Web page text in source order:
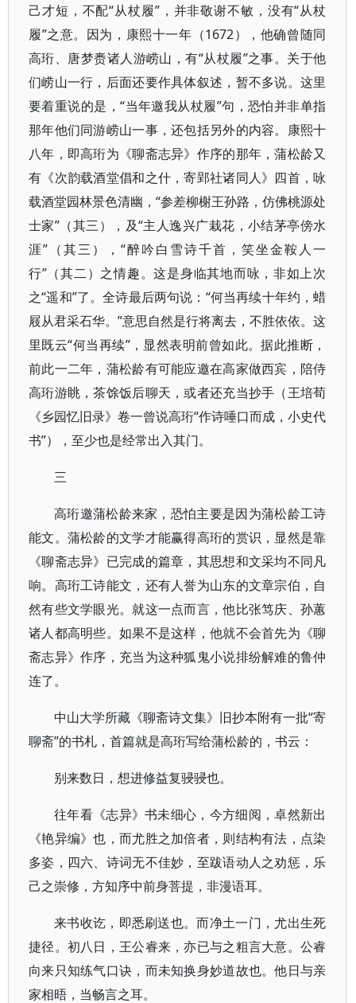
己才短，不配“从杖履”，并非敬谢不敏，没有“从杖
履”之意。因为，康熙十一年（1672），他确曾随同
高珩、唐梦赉诸人游崂山，有“从杖履”之事。关于他
们崂山一行，后面还要作具体叙述，暂不多说。这里
要着重说的是，“当年邀我从杖履”句，恐怕并非单指
那年他们同游崂山一事，还包括另外的内容。康熙十
八年，即高珩为《聊斋志异》作序的那年，蒲松龄又
有《次韵载酒堂倡和之什，寄郢社诸同人》四首，咏
载酒堂园林景色清幽，“参差柳榭王孙路，仿佛桃源处
士家”（其三），及“主人逸兴广栽花，小结茅亭傍水
涯”（其三），“醉吟白雪诗千首，笑坐金鞍人一
行”（其二）之情趣。这是身临其地而咏，非如上次
之“遥和”了。全诗最后两句说：“何当再续十年约，蜡
屐从君采石华。”意思自然是行将离去，不胜依依。这
里既云“何当再续”，显然表明前曾如此。据此推断，
前此一二年，蒲松龄有可能应邀在高家做西宾，陪侍
高珩游眺，茶馀饭后聊天，或者还充当抄手（王培荀
《乡园忆旧录》卷一曾说高珩“作诗唾口而成，小史代
书”），至少也是经常出入其门。
三
高珩邀蒲松龄来家，恐怕主要是因为蒲松龄工诗
能文。蒲松龄的文学才能赢得高珩的赏识，显然是靠
《聊斋志异》已完成的篇章，其思想和文采均不同凡
响。高珩工诗能文，还有人誉为山东的文章宗伯，自
然有些文学眼光。就这一点而言，他比张笃庆、孙蕙
诸人都高明些。如果不是这样，他就不会首先为《聊
斋志异》作序，充当为这种狐鬼小说排纷解难的鲁仲
连了。
中山大学所藏《聊斋诗文集》旧抄本附有一批“寄
聊斋”的书札，首篇就是高珩写给蒲松龄的，书云：
别来数日，想进修益复骎骎也。
往年看《志异》书未细心，今方细阅，卓然新出
《艳异编》也，而尤胜之加倍者，则结构有法，点染
多姿，四六、诗词无不佳妙，至跋语动人之劝惩，乐
己之崇修，方知序中前身菩提，非漫语耳。
来书收讫，即悉刷送也。而净土一门，尤出生死
捷径。初八日，王公睿来，亦已与之粗言大意。公睿
向来只知练气口诀，而未知换身妙道故也。他日与亲
家相晤，当畅言之耳。